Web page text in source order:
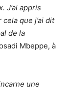
J’ai appris
cela que j’ai dit
de la
Mbeppe, à
une